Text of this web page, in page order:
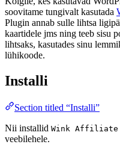
soovitame tungivalt kasutada
Plugin annab sulle lihtsa
kaartidele jms ning teeb sisu
lihtsaks, kasutades sinu
lühikoode.
Installi
Section titled “Installi”
Nii installid Wink Affiliate
veebilehele.